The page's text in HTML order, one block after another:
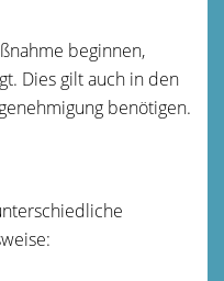
beginnen,
Dies gilt auch in den
benötigen.